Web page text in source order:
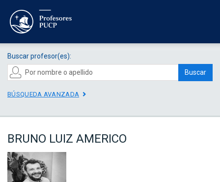
Buscar profesor(es):
Buscar
BÚSQUEDA AVANZADA
BRUNO LUIZ AMERICO